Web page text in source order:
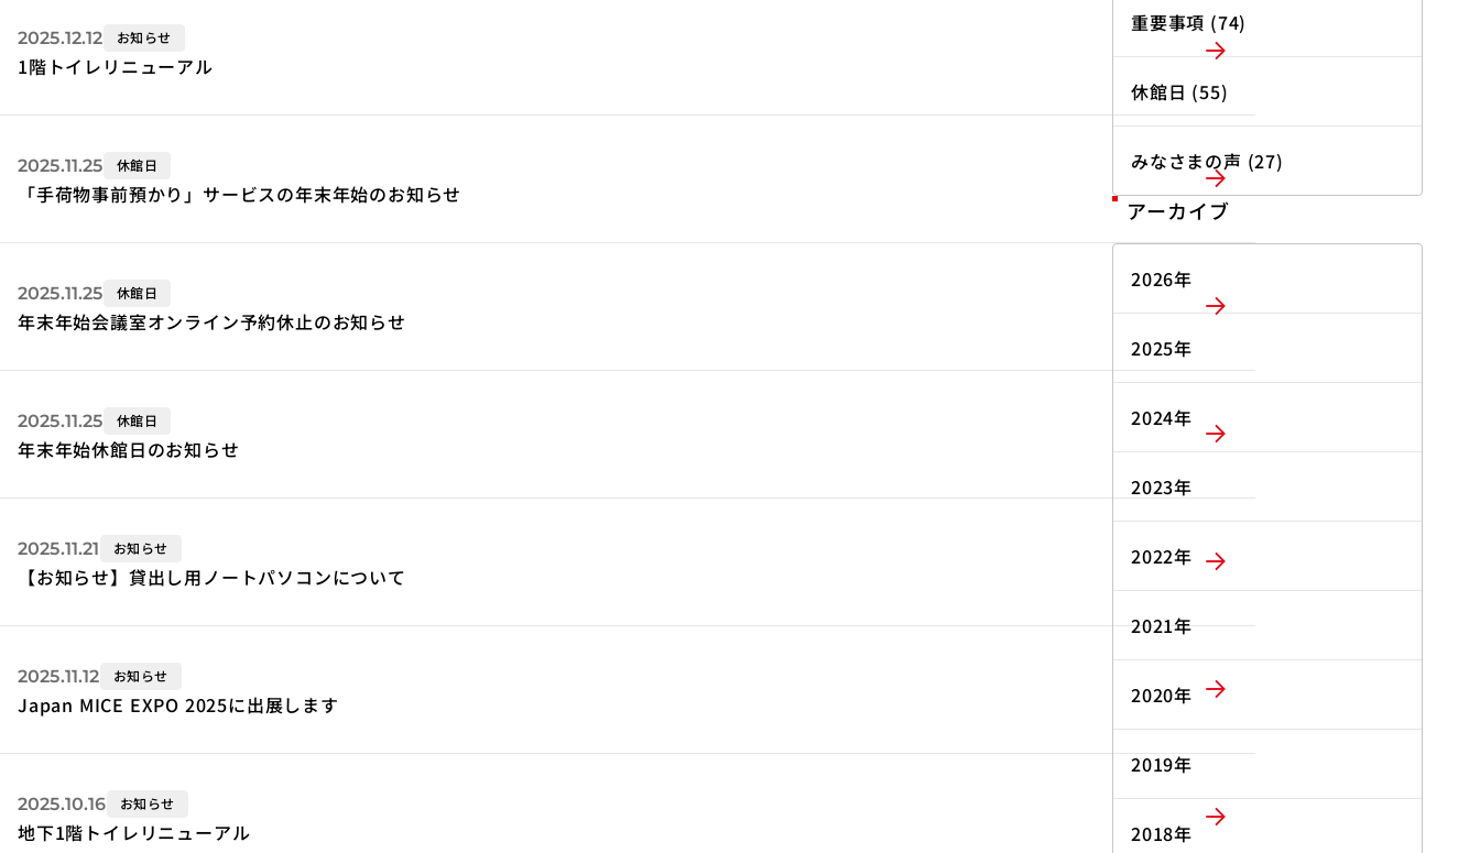
2025.12.12 お知らせ
1階トイレリニューアル
2025.11.25 休館日
「手荷物事前預かり」サービスの年末年始のお知らせ
2025.11.25 休館日
年末年始会議室オンライン予約休止のお知らせ
2025.11.25 休館日
年末年始休館日のお知らせ
2025.11.21 お知らせ
【お知らせ】貸出し用ノートパソコンについて
2025.11.12 お知らせ
Japan MICE EXPO 2025に出展します
2025.10.16 お知らせ
地下1階トイレリニューアル
重要事項 (74)
休館日 (55)
みなさまの声 (27)
アーカイブ
2026年
2025年
2024年
2023年
2022年
2021年
2020年
2019年
2018年